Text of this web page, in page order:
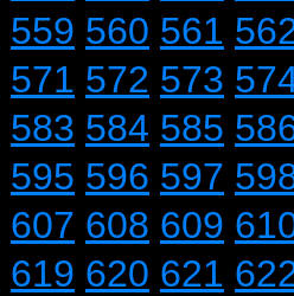
559 560 561
571 572 573
583 584 585
595 596 597
607 608 609
619 620 621